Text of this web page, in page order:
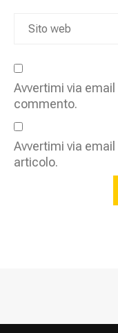
Avvertimi via
commento.
Avvertimi via
articolo.